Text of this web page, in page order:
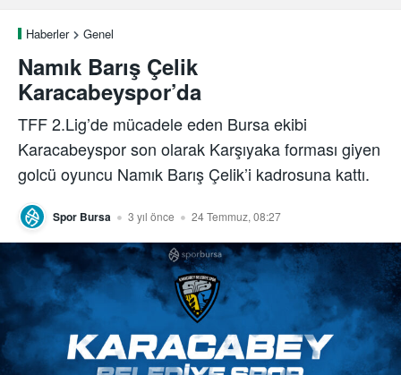
Haberler Genel
Namık Barış Çelik
Karacabeyspor’da
TFF 2.Lig’de mücadele eden Bursa ekibi
Karacabeyspor son olarak Karşıyaka forması giyen
golcü oyuncu Namık Barış Çelik’i kadrosuna kattı.
Spor Bursa 3 yıl önce 24 Temmuz, 08:27